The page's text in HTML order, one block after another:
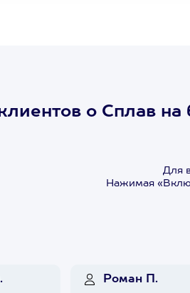
о Сплав на
Для
Нажимая
Роман П.